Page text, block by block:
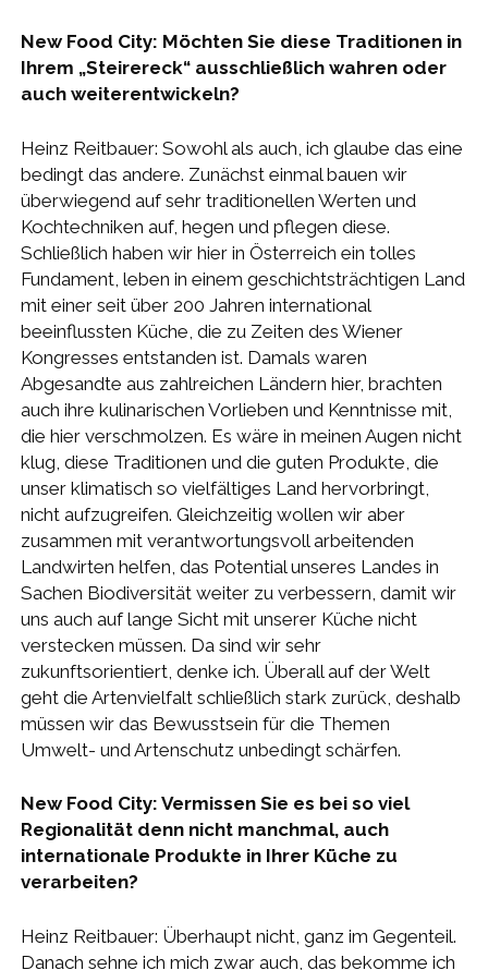
New Food City: Möchten Sie diese Traditionen in
Ihrem „Steirereck“ ausschließlich wahren oder
auch weiterentwickeln?
Heinz Reitbauer: Sowohl als auch, ich glaube das eine
bedingt das andere. Zunächst einmal bauen wir
überwiegend auf sehr traditionellen Werten und
Kochtechniken auf, hegen und pflegen diese.
Schließlich haben wir hier in Österreich ein tolles
Fundament, leben in einem geschichtsträchtigen Land
mit einer seit über 200 Jahren international
beeinflussten Küche, die zu Zeiten des Wiener
Kongresses entstanden ist. Damals waren
Abgesandte aus zahlreichen Ländern hier, brachten
auch ihre kulinarischen Vorlieben und Kenntnisse mit,
die hier verschmolzen. Es wäre in meinen Augen nicht
klug, diese Traditionen und die guten Produkte, die
unser klimatisch so vielfältiges Land hervorbringt,
nicht aufzugreifen. Gleichzeitig wollen wir aber
zusammen mit verantwortungsvoll arbeitenden
Landwirten helfen, das Potential unseres Landes in
Sachen Biodiversität weiter zu verbessern, damit wir
uns auch auf lange Sicht mit unserer Küche nicht
verstecken müssen. Da sind wir sehr
zukunftsorientiert, denke ich. Überall auf der Welt
geht die Artenvielfalt schließlich stark zurück, deshalb
müssen wir das Bewusstsein für die Themen
Umwelt- und Artenschutz unbedingt schärfen.
New Food City: Vermissen Sie es bei so viel
Regionalität denn nicht manchmal, auch
internationale Produkte in Ihrer Küche zu
verarbeiten?
Heinz Reitbauer: Überhaupt nicht, ganz im Gegenteil.
Danach sehne ich mich zwar auch, das bekomme ich